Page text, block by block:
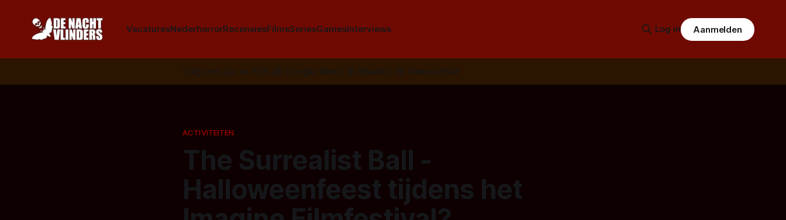
VacaturesNederhorrorRecensiesFilmsSeriesGamesInterviews Log in Aanmelden
Volg ons op: 📣 RSS 📰 Google News 🦋 Bluesky ✉️ Nieuwsbrief
ACTIVITEITEN
The Surrealist Ball -
Halloweenfeest tijdens het